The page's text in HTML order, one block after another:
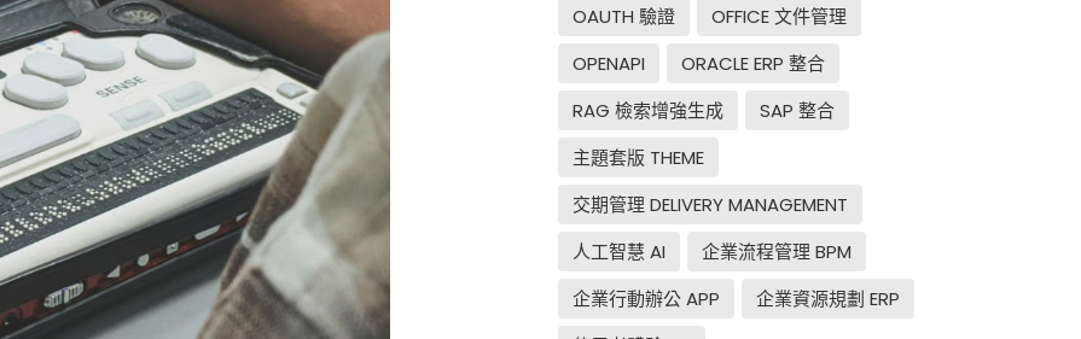
OAUTH 驗證
OFFICE 文件管理
OPENAPI
ORACLE ERP 整合
RAG 檢索增強生成
SAP 整合
主題套版 THEME
交期管理 DELIVERY MANAGEMENT
人工智慧 AI
企業流程管理 BPM
企業行動辦公 APP
企業資源規劃 ERP